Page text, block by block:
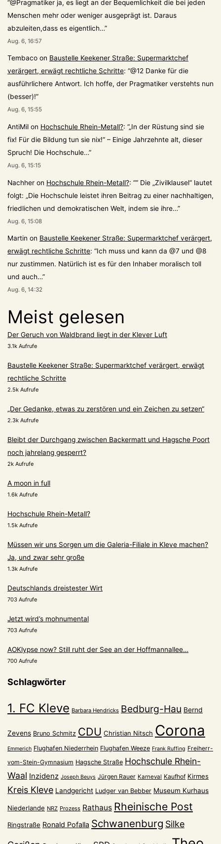
“@Pragmatiker ja, es liegt an der Bequemlichkeit die bei jeden
Menschen mehr oder weniger ausgeprägt ist. Daraus
abzuleiten,dass es eigentlich…”
Aug. 6, 16:57
Tembaco on Baustelle Keekener Straße: Supermarktchef
verärgert, erwägt rechtliche Schritte: “@12 Danke für die
ausführlichere Antwort. Ich hoffe, der Pragmatiker verstehts nun
(besser)!”
Aug. 6, 15:55
AntiMil on Hochschule Rhein-Metall?: “„In der Rüstung sind sie
fix! Für die Bildung tun sie nix!“ – Einige Jahrzehnte alt, dieser
Spruch! Die Hochschule…”
Aug. 6, 15:15
Nachher on Hochschule Rhein-Metall?: ““ Die „Zivilklausel“ lautet
folgt: „Die Hochschule leistet ihren Beitrag zu einer nachhaltigen,
friedlichen und demokratischen Welt, indem sie ihre…”
Aug. 6, 15:08
Martin on Baustelle Keekener Straße: Supermarktchef verärgert,
erwägt rechtliche Schritte: “Ich muss und kann da @7 und @8
nur zustimmen. Natürlich ist es für den Inhaber moralisch toll
und auch…”
Aug. 6, 14:32
Meist gelesen
Der Geruch von Waldbrand liegt in der Klever Luft
3.1k Aufrufe
Baustelle Keekener Straße: Supermarktchef verärgert, erwägt
rechtliche Schritte
2.5k Aufrufe
„Der Gedanke, etwas zu zerstören und ein Zeichen zu setzen“
2.3k Aufrufe
Bleibt der Durchgang zwischen Backermatt und Hagsche Poort
noch jahrelang gesperrt?
2k Aufrufe
A moon in full
1.6k Aufrufe
Hochschule Rhein-Metall?
1.5k Aufrufe
Müssen wir uns Sorgen um die Galeria-Filiale in Kleve machen?
Ja, und zwar sehr große
1.3k Aufrufe
Deutschlands dreistester Wirt
703 Aufrufe
Jetzt wird’s mohnumental
703 Aufrufe
AOKlypse now? Still ruht der See an der Hoffmannallee…
700 Aufrufe
Schlagwörter
1. FC Kleve Barbara Hendricks Bedburg-Hau Bernd
Zevens Bruno Schmitz CDU Christian Nitsch Corona
Emmerich Flughafen Niederrhein Flughafen Weeze Frank Ruffing Freiherr-
vom-Stein-Gymnasium Hagsche Straße Hochschule Rhein-
Waal Inzidenz Joseph Beuys Jürgen Rauer Karneval Kaufhof Kirmes
Kreis Kleve Landgericht Ludger van Bebber Museum Kurhaus
Niederlande NRZ Prozess Rathaus Rheinische Post
Ringstraße Ronald Pofalla Schwanenburg Silke